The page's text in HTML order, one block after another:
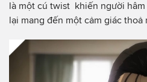
là một cú twist khiến người
lại mang đến một cảm giác thoả